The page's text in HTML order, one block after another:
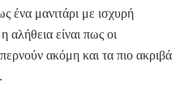
ένα μανιτάρι με ισχυρή
αλήθεια είναι πως οι
ακόμη και τα πιο ακριβά